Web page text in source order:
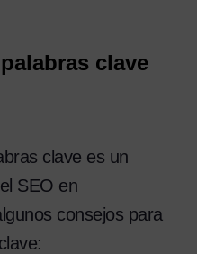
clave
clave es un
SEO en
consejos para